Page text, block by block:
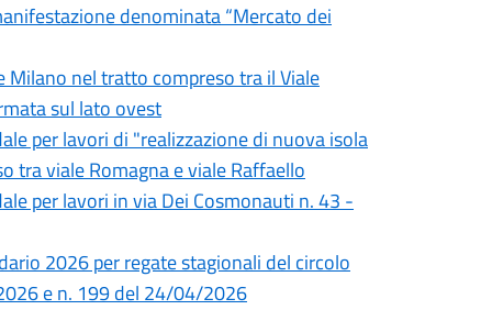
denominata “Mercato dei
Milano nel tratto compreso tra il Viale
sul lato ovest
per lavori di "realizzazione di nuova isola
tra viale Romagna e viale Raffaello
per lavori in via Dei Cosmonauti n. 43 -
2026 per regate stagionali del circolo
e n. 199 del 24/04/2026